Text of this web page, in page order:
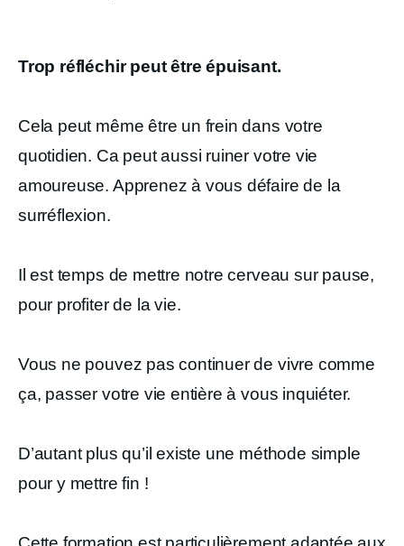
Trop réfléchir peut être épuisant.
Cela peut même être un frein dans votre
quotidien. Ca peut aussi ruiner votre vie
amoureuse. Apprenez à vous défaire de la
surréflexion.
Il est temps de mettre notre cerveau sur pause,
pour profiter de la vie.
Vous ne pouvez pas continuer de vivre comme
ça, passer votre vie entière à vous inquiéter.
D’autant plus qu’il existe une méthode simple
pour y mettre fin !